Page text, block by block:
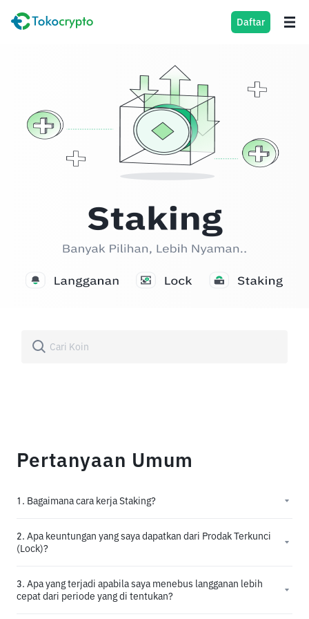
Daftar
Pertanyaan Umum
1. Bagaimana cara kerja Staking?
2. Apa keuntungan yang saya dapatkan dari Prodak Terkunci
(Lock)?
3. Apa yang terjadi apabila saya menebus langganan lebih
cepat dari periode yang di tentukan?